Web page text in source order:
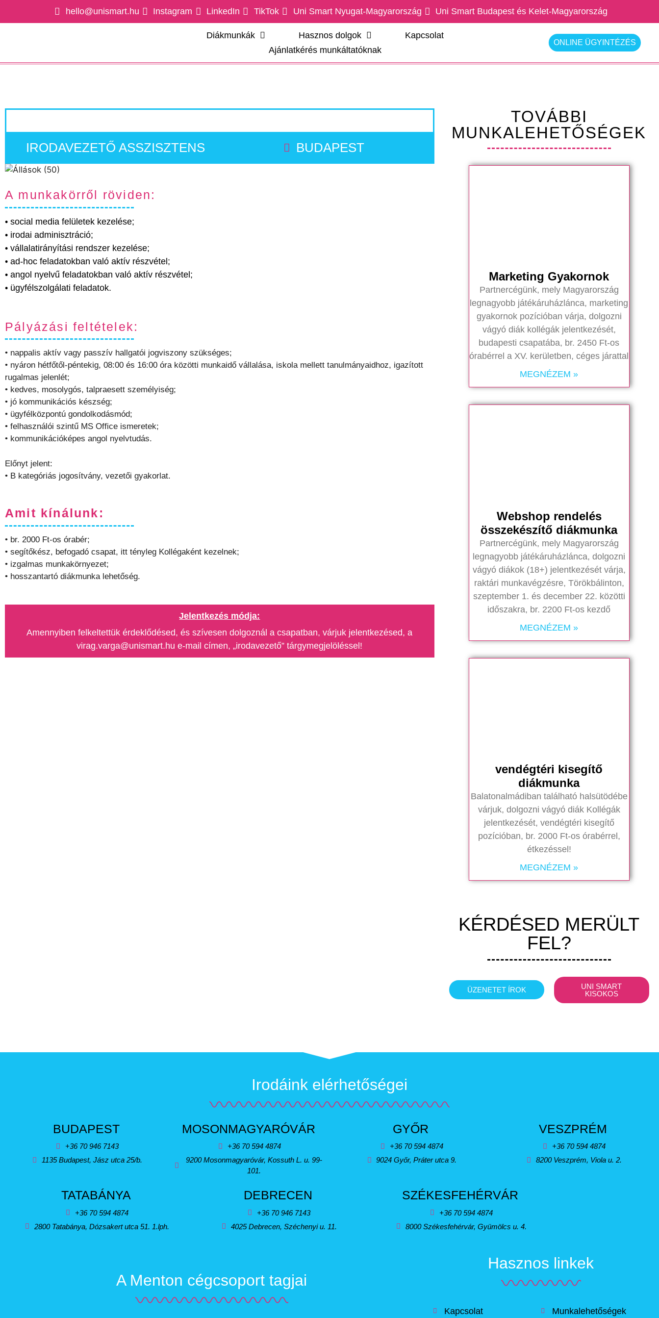
hello@unismart.hu Instagram LinkedIn TikTok Uni Smart Nyugat-Magyarország Uni Smart Budapest és Kelet-Magyarország
Diákmunkák Hasznos dolgok
Kapcsolat
Ajánlatkérés munkáltatóknak
ONLINE ÜGYINTÉZÉS
IRODAVEZETŐ ASSZISZTENS BUDAPEST
A munkakörről röviden:
• social media felületek kezelése;
• irodai adminisztráció;
• vállalatirányítási rendszer kezelése;
• ad-hoc feladatokban való aktív részvétel;
• angol nyelvű feladatokban való aktív részvétel;
• ügyfélszolgálati feladatok.
Pályázási feltételek:
• nappalis aktív vagy passzív hallgatói jogviszony szükséges;
• nyáron hétfőtől-péntekig, 08:00 és 16:00 óra közötti munkaidő vállalása, iskola mellett tanulmányaidhoz, igazított
rugalmas jelenlét;
• kedves, mosolygós, talpraesett személyiség;
• jó kommunikációs készség;
• ügyfélközpontú gondolkodásmód;
• felhasználói szintű MS Office ismeretek;
• kommunikációképes angol nyelvtudás.
Előnyt jelent:
• B kategóriás jogosítvány, vezetői gyakorlat.
Amit kínálunk:
• br. 2000 Ft-os órabér;
• segítőkész, befogadó csapat, itt tényleg Kollégaként kezelnek;
• izgalmas munkakörnyezet;
• hosszantartó diákmunka lehetőség.
Jelentkezés módja:
Amennyiben felkeltettük érdeklődésed, és szívesen dolgoznál a csapatban, várjuk jelentkezésed, a
virag.varga@unismart.hu e-mail címen, „irodavezető” tárgymegjelöléssel!
TOVÁBBI
MUNKALEHETŐSÉGEK
Marketing Gyakornok
Partnercégünk, mely Magyarország
legnagyobb játékáruházlánca, marketing
gyakornok pozícióban várja, dolgozni
vágyó diák kollégák jelentkezését,
budapesti csapatába, br. 2450 Ft-os
órabérrel a XV. kerületben, céges járattal
MEGNÉZEM »
Webshop rendelés
összekészítő diákmunka
Partnercégünk, mely Magyarország
legnagyobb játékáruházlánca, dolgozni
vágyó diákok (18+) jelentkezését várja,
raktári munkavégzésre, Törökbálinton,
szeptember 1. és december 22. közötti
időszakra, br. 2200 Ft-os kezdő
MEGNÉZEM »
vendégtéri kisegítő
diákmunka
Balatonalmádiban található halsütödébe
várjuk, dolgozni vágyó diák Kollégák
jelentkezését, vendégtéri kisegítő
pozícióban, br. 2000 Ft-os órabérrel,
étkezéssel!
MEGNÉZEM »
KÉRDÉSED MERÜLT
FEL?
ÜZENETET ÍROK
UNI SMART
KISOKOS
Irodáink elérhetőségei
BUDAPEST
+36 70 946 7143
1135 Budapest, Jász utca 25/b.
MOSONMAGYARÓVÁR
+36 70 594 4874
9200 Mosonmagyaróvár, Kossuth L. u. 99-
101.
GYŐR
+36 70 594 4874
9024 Győr, Práter utca 9.
VESZPRÉM
+36 70 594 4874
8200 Veszprém, Viola u. 2.
TATABÁNYA
+36 70 594 4874
2800 Tatabánya, Dózsakert utca 51. 1.lph.
DEBRECEN
+36 70 946 7143
4025 Debrecen, Széchenyi u. 11.
SZÉKESFEHÉRVÁR
+36 70 594 4874
8000 Székesfehérvár, Gyümölcs u. 4.
A Menton cégcsoport tagjai
Hasznos linkek
Kapcsolat Munkalehetőségek